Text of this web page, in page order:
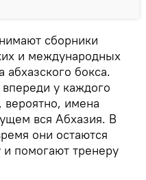
сборники
и международных
бокса.
у каждого
вероятно, имена
вся Абхазия. В
они остаются
и помогают тренеру